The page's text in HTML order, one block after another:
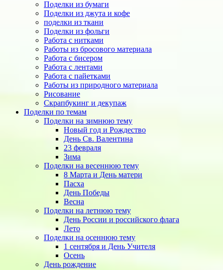
Поделки из бумаги
Поделки из джута и кофе
поделки из ткани
Поделки из фольги
Работа с нитками
Работы из бросового материала
Работа с бисером
Работа с лентами
Работа с пайетками
Работы из природного материала
Рисование
Скрапбукинг и декупаж
Поделки по темам
Поделки на зимнюю тему
Новый год и Рождество
День Св. Валентина
23 февраля
Зима
Поделки на весеннюю тему
8 Марта и День матери
Пасха
День Победы
Весна
Поделки на летнюю тему
День России и российского флага
Лето
Поделки на осеннюю тему
1 сентября и День Учителя
Осень
День рождение